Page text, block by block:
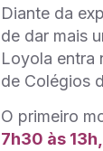
Diante da
de dar mais
Loyola entra
de Colégios
O primeiro
7h30 às